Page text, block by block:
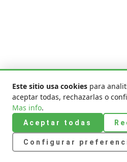
Este sitio usa cookies para
aceptar todas, rechazarlas o
Mas info.
Aceptar todas
Configurar